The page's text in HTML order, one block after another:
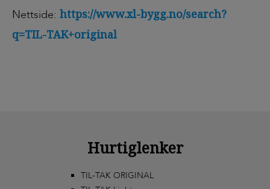
Nettside: https://www.xl-bygg.no/search?
q=TIL-TAK+original
Hurtiglenker
TIL-TAK ORIGINAL